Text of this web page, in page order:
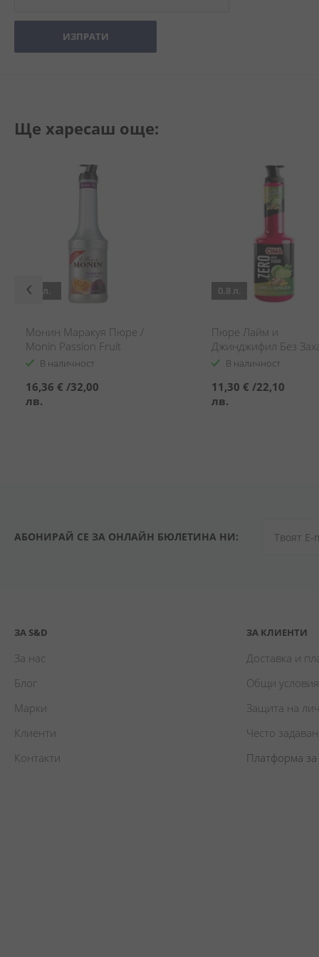
ИЗПРАТИ
Ще харесаш още:
1 л.
Монин Маракуя Пюре /
Monin Passion Fruit
PureeВ наличност
16,36 € /32,00
лв.
0.8 л.
Пюре Лайм и
Джинджифил Без
Цима / Lime & Ginger
В наличност
11,30 € /22,10
лв.
АБОНИРАЙ СЕ ЗА ОНЛАЙН БЮЛЕТИНА НИ:
ЗА S&D
За нас
Блог
Марки
Клиенти
Контакти
ЗА КЛИЕНТИ
Доставка и
Общи условия
Защита на
Често
Платформа